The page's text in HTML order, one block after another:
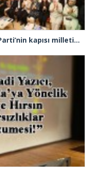
İl Başkanı Abdullah Özdemir: “AK Parti’nin kapısı milletine hizmet etmek isteyen herkese açıktır”